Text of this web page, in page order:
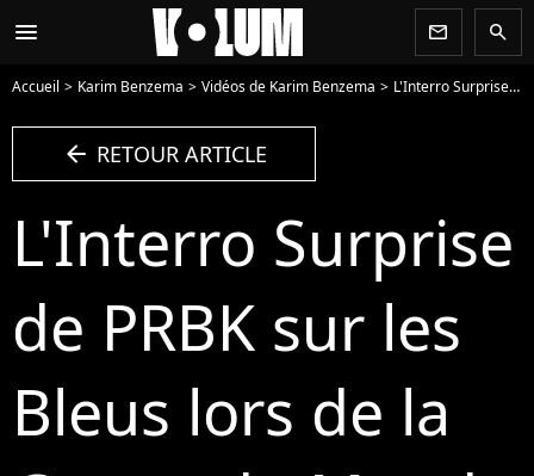
menu newsletter search
Accueil Karim Benzema Vidéos de Karim Benzema L'Interro Surprise de PRBK sur les Bleus lors de la Coupe du Monde 2018. Hongrie-France (Euro 2020) : Benzema et Pavard lynchés, Griezmann encensé... Le récap de Twitter - Vidéo
arrow_left RETOUR ARTICLE
L'Interro Surprise
de PRBK sur les
Bleus lors de la